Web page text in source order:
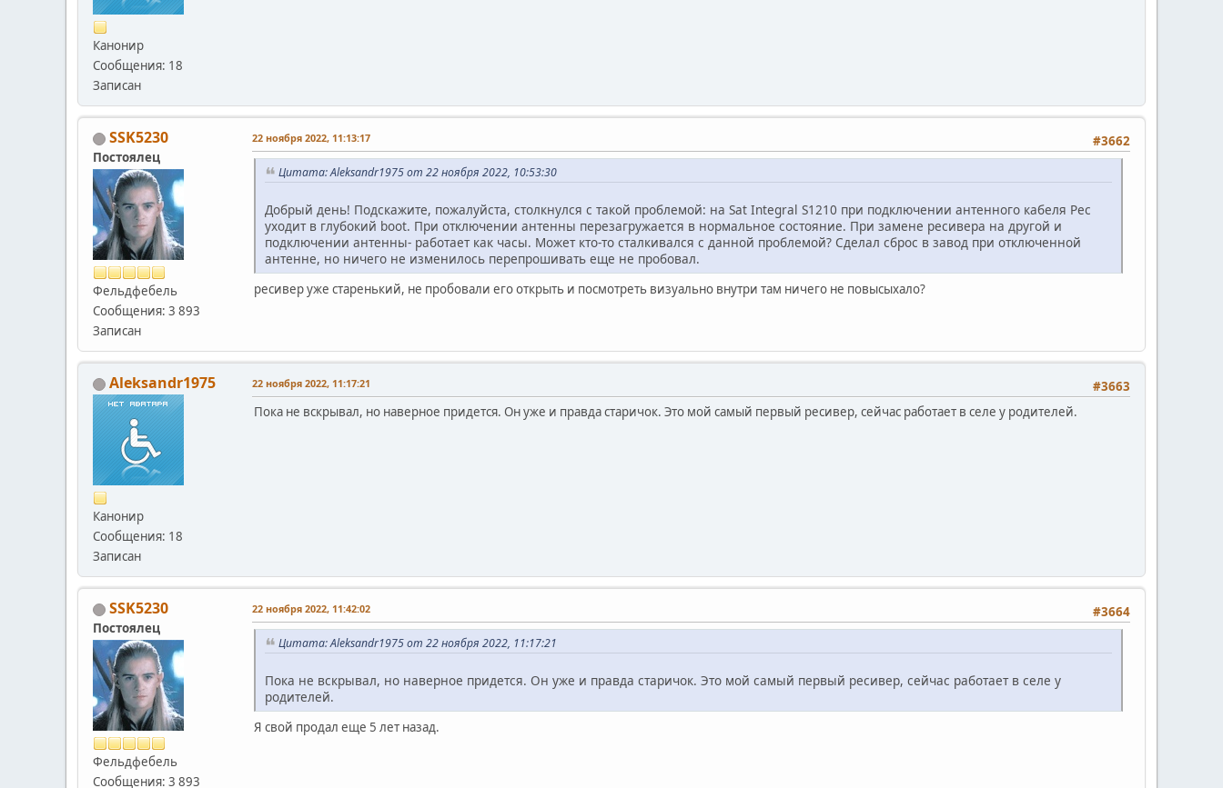
Канонир
Сообщения: 18
Записан
SSK5230
Постоялец
Фельдфебель
Сообщения: 3 893
Записан
#3662
22 ноября 2022, 11:13:17
Цитата: Aleksandr1975 от 22 ноября 2022, 10:53:30
Добрый день! Подскажите, пожалуйста, столкнулся с такой проблемой: на Sat Integral S1210 при подключении антенного кабеля Рес
уходит в глубокий boot. При отключении антенны перезагружается в нормальное состояние. При замене ресивера на другой и
подключении антенны- работает как часы. Может кто-то сталкивался с данной проблемой? Сделал сброс в завод при отключенной
антенне, но ничего не изменилось перепрошивать еще не пробовал.
ресивер уже старенький, не пробовали его открыть и посмотреть визуально внутри там ничего не повысыхало?
Aleksandr1975
Канонир
Сообщения: 18
Записан
#3663
22 ноября 2022, 11:17:21
Пока не вскрывал, но наверное придется. Он уже и правда старичок. Это мой самый первый ресивер, сейчас работает в селе у родителей.
SSK5230
Постоялец
Фельдфебель
Сообщения: 3 893
#3664
22 ноября 2022, 11:42:02
Цитата: Aleksandr1975 от 22 ноября 2022, 11:17:21
Пока не вскрывал, но наверное придется. Он уже и правда старичок. Это мой самый первый ресивер, сейчас работает в селе у
родителей.
Я свой продал еще 5 лет назад.